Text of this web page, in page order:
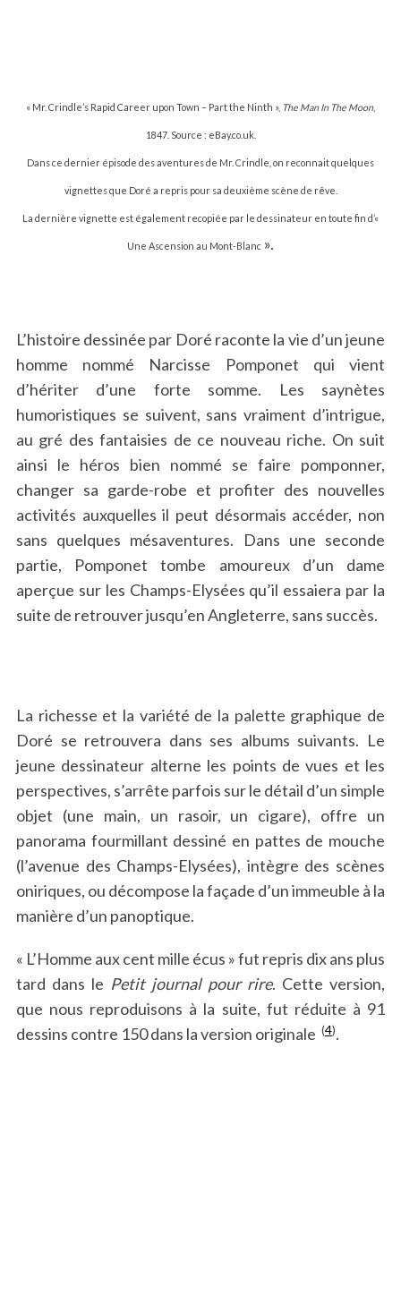
« Mr. Crindle’s Rapid Career upon Town – Part the Ninth », The Man In The Moon,
1847. Source : eBay.co.uk.
Dans ce dernier épisode des aventures de Mr. Crindle , on reconnait quelques
vignettes que Doré a repris pour sa deuxième scène de rêve.
La dernière vignette est également recopiée par le dessinateur en toute fin d’«
Une Ascension au Mont-Blanc ».
L’histoire dessinée par Doré raconte la vie d’un jeune
homme nommé Narcisse Pomponet qui vient
d’hériter d’une forte somme. Les saynètes
humoristiques se suivent, sans vraiment d’intrigue,
au gré des fantaisies de ce nouveau riche. On suit
ainsi le héros bien nommé se faire pomponner,
changer sa garde-robe et profiter des nouvelles
activités auxquelles il peut désormais accéder, non
sans quelques mésaventures. Dans une seconde
partie, Pomponet tombe amoureux d’un dame
aperçue sur les Champs-Elysées qu’il essaiera par la
suite de retrouver jusqu’en Angleterre, sans succès.
La richesse et la variété de la palette graphique de
Doré se retrouvera dans ses albums suivants. Le
jeune dessinateur alterne les points de vues et les
perspectives, s’arrête parfois sur le détail d’un simple
objet (une main, un rasoir, un cigare), offre un
panorama fourmillant dessiné en pattes de mouche
(l’avenue des Champs-Elysées), intègre des scènes
oniriques, ou décompose la façade d’un immeuble à la
manière d’un panoptique.
« L’Homme aux cent mille écus » fut repris dix ans plus
tard dans le Petit journal pour rire. Cette version,
que nous reproduisons à la suite, fut réduite à 91
dessins contre 150 dans la version originale (4).